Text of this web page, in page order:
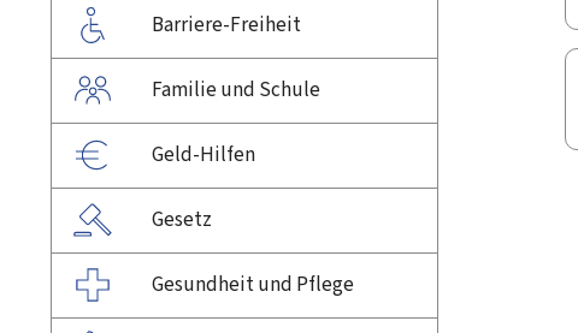
Barriere-Freiheit
Familie und Schule
Geld-Hilfen
Gesetz
Gesundheit und Pflege